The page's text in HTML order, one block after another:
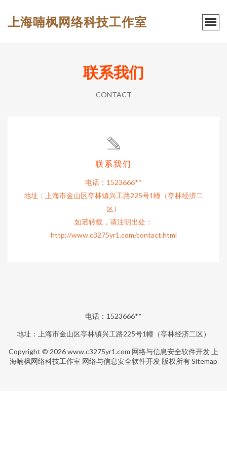
上海喃枫网络科技工作室
联系我们
CONTACT
联系我们
电话：1523666**
地址：上海市金山区亭林镇兴工路225号1幢（亭林经济二
区）
如若转载，请注明出处：
http://www.c3275yr1.com/contact.html
电话：1523666**
地址：上海市金山区亭林镇兴工路225号1幢（亭林经济二区）
Copyright © 2026www.c3275yr1.com 网络与信息安全软件开发 上
海喃枫网络科技工作室 网络与信息安全软件开发 版权所有Sitemap